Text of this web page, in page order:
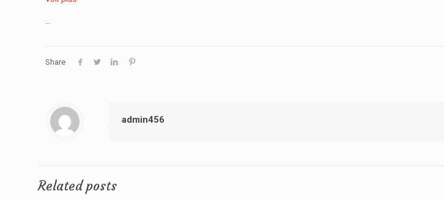
…
Share
admin456
Related posts